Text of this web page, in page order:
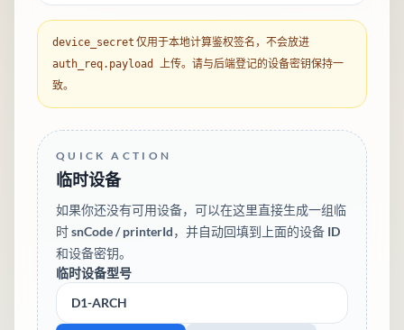
device_secret 仅用于本地计算鉴权签名，不会放进
auth_req.payload 上传。请与后端登记的设备密钥保持一
致。
QUICK ACTION
临时设备
如果你还没有可用设备，可以在这里直接生成一组临
时 snCode / printerId，并自动回填到上面的设备 ID
和设备密钥。
临时设备型号